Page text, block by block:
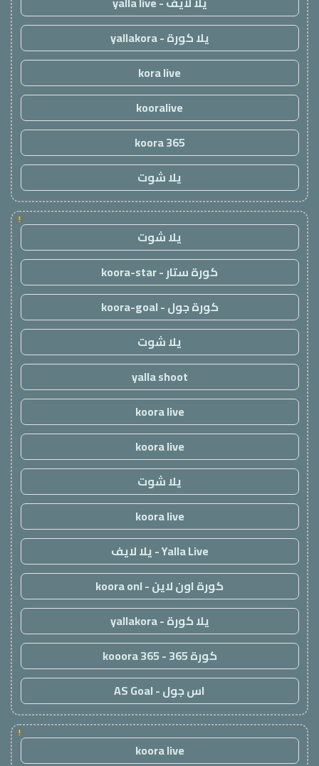
يلا كورة - yallakora
kora live
kooralive
koora 365
يلا شوت
!
يلا شوت
كورة ستار - koora-star
كورة جول - koora-goal
يلا شوت
yalla shoot
koora live
koora live
يلا شوت
koora live
Yalla Live - يلا لايف
كورة اون لاين - koora onl
يلا كورة - yallakora
كورة 365 - kooora 365
اس جول - AS Goal
!
koora live